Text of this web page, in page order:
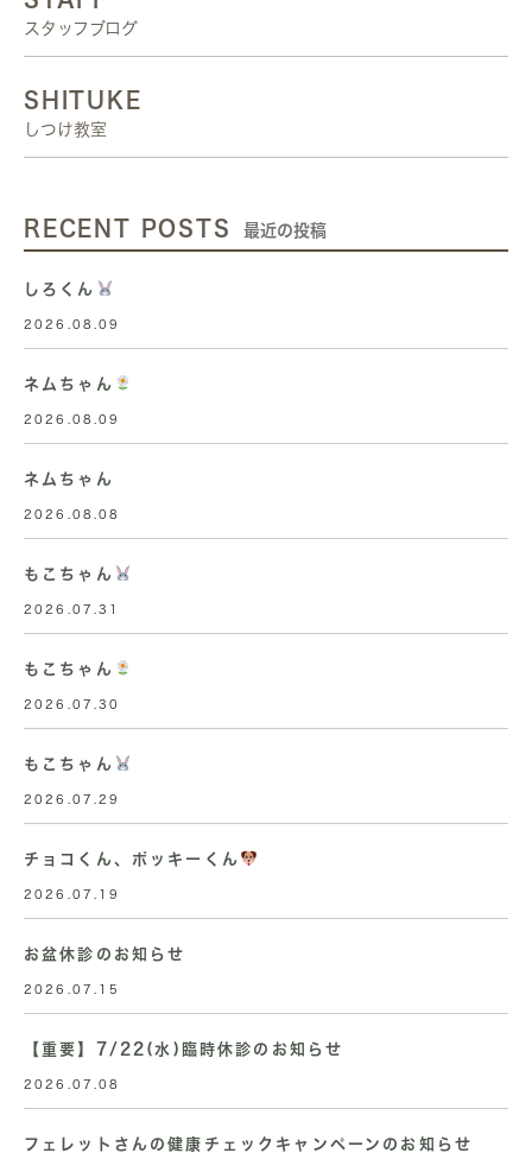
スタッフブログ
SHITUKE
しつけ教室
RECENT POSTS 最近の投稿
しろくん
2026.08.09
ネムちゃん
2026.08.09
ネムちゃん
2026.08.08
もこちゃん
2026.07.31
もこちゃん
2026.07.30
もこちゃん
2026.07.29
チョコくん、ポッキーくん
2026.07.19
お盆休診のお知らせ
2026.07.15
【重要】7/22(水)臨時休診のお知らせ
2026.07.08
フェレットさんの健康チェックキャンペーンのお知らせ